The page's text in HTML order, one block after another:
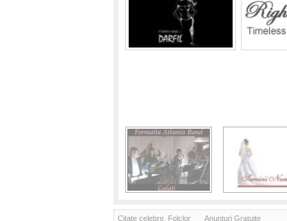
Citate celebre, Folclor Anunturi Gratuite